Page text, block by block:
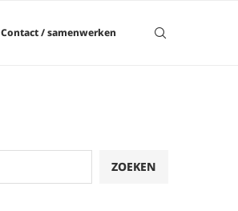
Contact / samenwerken
ZOEKEN